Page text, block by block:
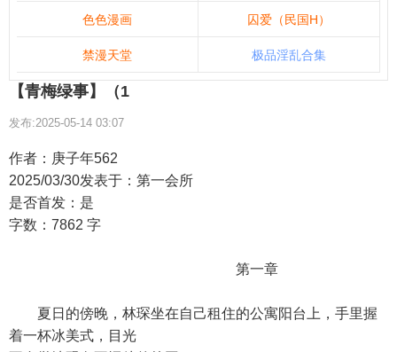
色色漫画 囚爱（民国H）
禁漫天堂 极品淫乱合集
【青梅绿事】（1
发布:2025-05-14 03:07
作者：庚子年562
2025/03/30发表于：第一会所
是否首发：是
字数：7862 字
第一章
夏日的傍晚，林琛坐在自己租住的公寓阳台上，手里握
着一杯冰美式，目光